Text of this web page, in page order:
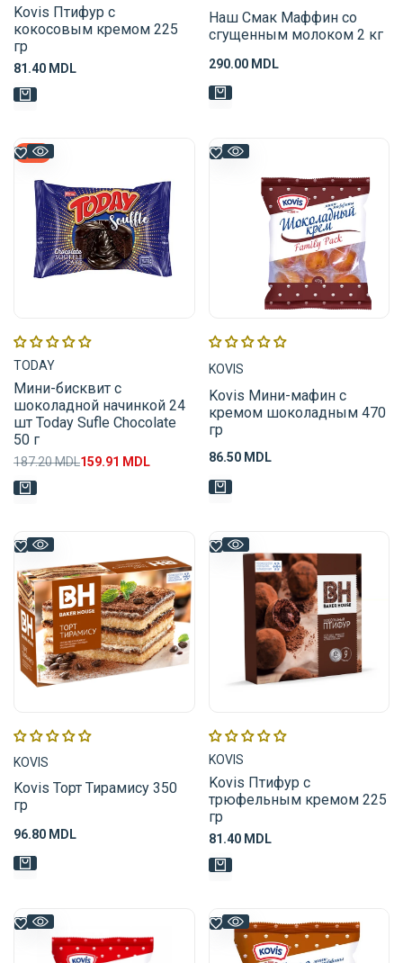
Kovis Птифур с
кокосовым кремом 225
гр
Цена
81.40 MDL
Наш Смак Маффин со
сгущенным молоком 2 кг
Цена
290.00 MDL
-15%
TODAY
Мини-бисквит с
шоколадной начинкой 24
шт Today Sufle Chocolate
50 г
Обычная
187.20 MDLЦена
159.91 MDL
KOVIS
Kovis Мини-мафин с
кремом шоколадным 470
гр
Цена
86.50 MDL
KOVIS
Kovis Торт Тирамису 350
гр
Цена
96.80 MDL
KOVIS
Kovis Птифур с
трюфельным кремом 225
гр
Цена
81.40 MDL